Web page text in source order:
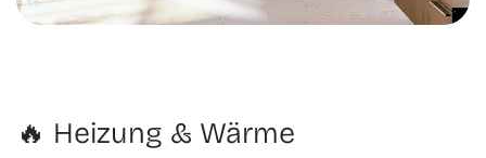
🔥 Heizung & Wärme